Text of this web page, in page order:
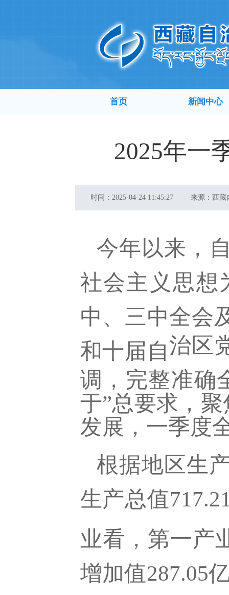
首页 新闻中心
2025年一
时间： 2025-04-24 11:45:27 来源： 西藏
今年以来，
社会主义思想
中、三中全会
和十届自治区
调，完整准确
于”总要求，
发展，一季度
根据地区生
生产总值
业看，第一产
增加值287.05